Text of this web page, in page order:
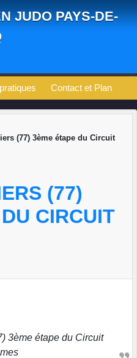
JUDO PAYS-DE-
Contact et Plan
(77) 3ème étape du Circuit
(77)
CIRCUIT